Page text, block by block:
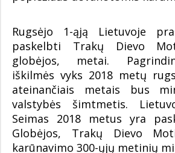
Rugsėjo 1-ąją Lietuvoje
paskelbti Trakų Dievo
globėjos, metai.
iškilmės vyks 2018 metų
ateinančiais metais bus
valstybės šimtmetis.
Seimas 2018 metus yra
Globėjos, Trakų Dievo
karūnavimo 300-ųjų metinių